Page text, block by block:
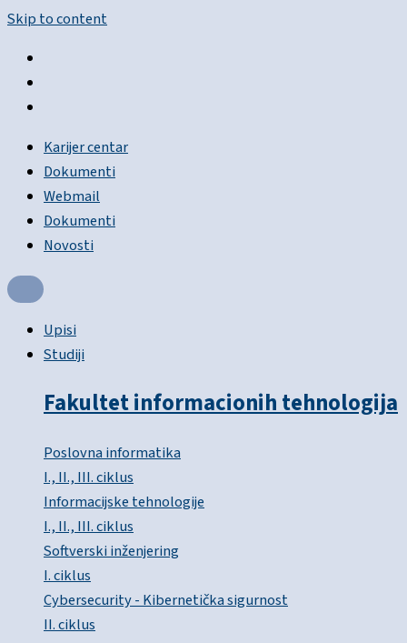
Skip to content
Karijer centar
Dokumenti
Webmail
Dokumenti
Novosti
Upisi
Studiji
Fakultet informacionih tehnologija
Poslovna informatika
I., II., III. ciklus
Informacijske tehnologije
I., II., III. ciklus
Softverski inženjering
I. ciklus
Cybersecurity - Kibernetička sigurnost
II. ciklus